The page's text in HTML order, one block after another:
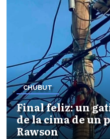
CHUBUT
Final feliz: un
de la cima de un
Rawson